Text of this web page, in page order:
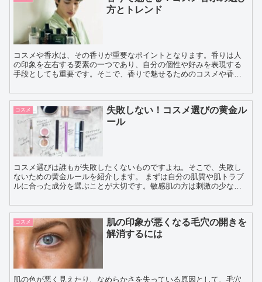
方とトレンド
コスメや香水は、その香りが重要なポイントとなります。香りは人
の印象を左右する要素の一つであり、自分の個性や好みを表現する
手段としても重要です。そこで、香りで魅せるためのコスメや香水
コスメ
失敗しない！コスメ選びの黄金ル
ール
コスメ選びは誰もが失敗したくないものですよね。そこで、失敗し
ないための黄金ルールを紹介します。 まずは自分の肌質や肌トラブ
ルに合った成分を選ぶことが大切です。敏感肌の方は刺激の少ない
コスメ
肌の印象が悪くなる毛穴の開きを
解消するには
肌の色が悪く見えたり、なめらかさを失っている原因として、毛穴